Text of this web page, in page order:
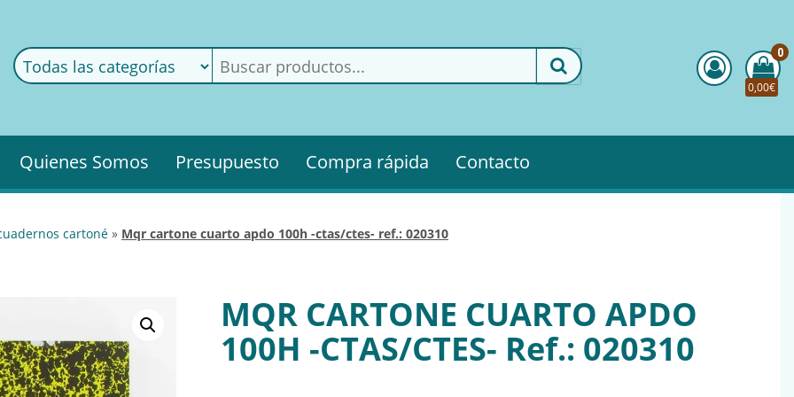
0
0,00€
Quienes Somos Presupuesto Compra rápida Contacto
cartoné » mqr cartone cuarto apdo 100h -ctas/ctes- ref.: 020310
MQR CARTONE CUARTO APDO
100H -CTAS/CTES- Ref.: 020310